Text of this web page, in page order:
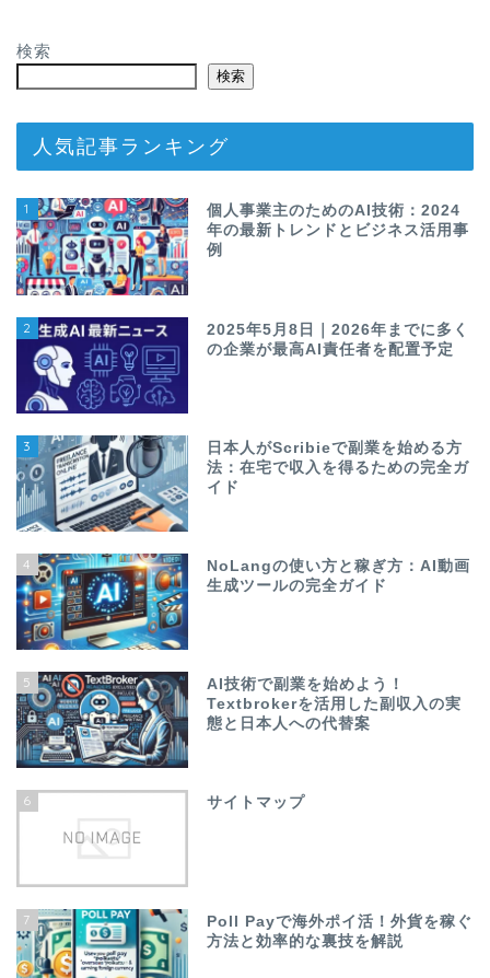
検索
検索
人気記事ランキング
1
個人事業主のためのAI技術：2024
年の最新トレンドとビジネス活用事
例
2
2025年5月8日｜2026年までに多く
の企業が最高AI責任者を配置予定
3
日本人がScribieで副業を始める方
法：在宅で収入を得るための完全ガ
イド
4
NoLangの使い方と稼ぎ方：AI動画
生成ツールの完全ガイド
5
AI技術で副業を始めよう！
Textbrokerを活用した副収入の実
態と日本人への代替案
6 サイトマップ
7
Poll Payで海外ポイ活！外貨を稼ぐ
方法と効率的な裏技を解説